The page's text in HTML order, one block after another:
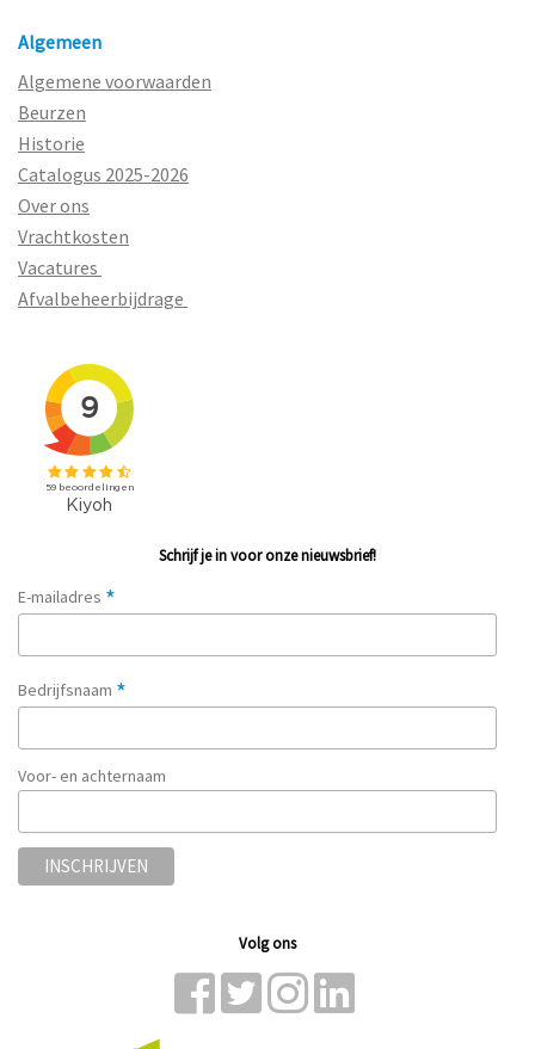
Algemeen
Algemene voorwaarden
Beurzen
Historie
Catalogus 2025-2026
Over ons
Vrachtkosten
Vacatures
Afvalbeheerbijdrage
Schrijf je in voor onze nieuwsbrief!
E-mailadres *
Bedrijfsnaam *
Voor- en achternaam
Volg ons